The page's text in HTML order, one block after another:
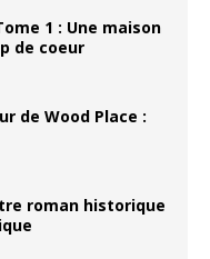
1 : Une maison
de coeur
de Wood Place :
roman historique